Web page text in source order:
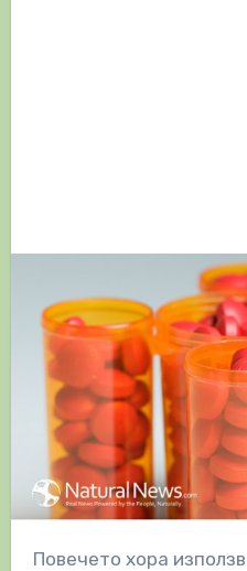
Повечето хора използват ибупрофен за почти